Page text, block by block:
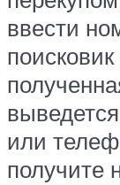
ввести
или
получите